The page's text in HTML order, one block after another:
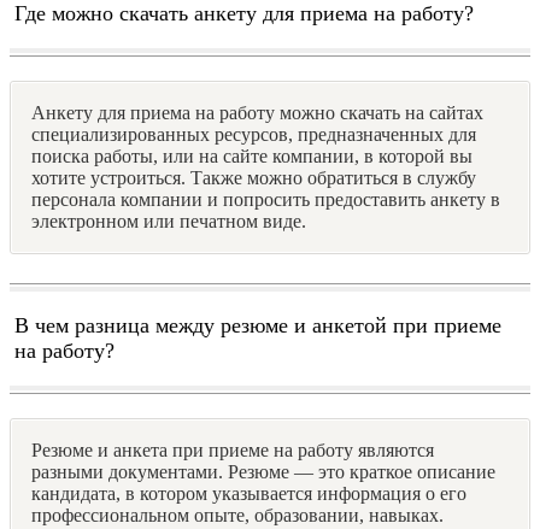
Где можно скачать анкету для приема на работу?
Анкету для приема на работу можно скачать на сайтах
специализированных ресурсов, предназначенных для
поиска работы, или на сайте компании, в которой вы
хотите устроиться. Также можно обратиться в службу
персонала компании и попросить предоставить анкету в
электронном или печатном виде.
В чем разница между резюме и анкетой при приеме
на работу?
Резюме и анкета при приеме на работу являются
разными документами. Резюме — это краткое описание
кандидата, в котором указывается информация о его
профессиональном опыте, образовании, навыках.